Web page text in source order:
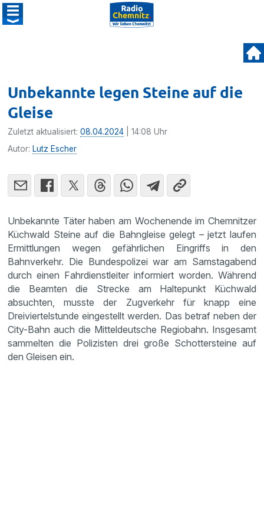
Unbekannte legen Steine auf die
Gleise
Zuletzt aktualisiert:08.04.2024 | 14:08 Uhr
Autor: Lutz Escher
Unbekannte Täter haben am Wochenende im Chemnitzer
Küchwald Steine auf die Bahngleise gelegt – jetzt laufen
Ermittlungen wegen gefährlichen Eingriffs in den
Bahnverkehr. Die Bundespolizei war am Samstagabend
durch einen Fahrdienstleiter informiert worden. Während
die Beamten die Strecke am Haltepunkt Küchwald
absuchten, musste der Zugverkehr für knapp eine
Dreiviertelstunde eingestellt werden. Das betraf neben der
City-Bahn auch die Mitteldeutsche Regiobahn. Insgesamt
sammelten die Polizisten drei große Schottersteine auf
den Gleisen ein.